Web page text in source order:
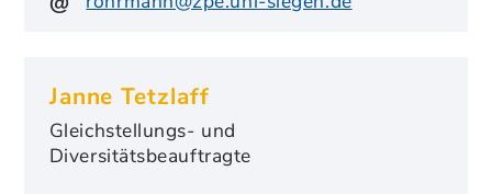
Janne Tetzlaff
Gleichstellungs- und
Diversitätsbeauftragte